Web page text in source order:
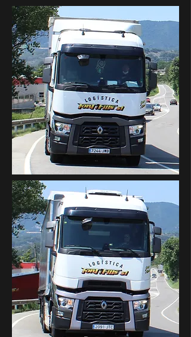
7244 -
JWB
2091 -
JTC